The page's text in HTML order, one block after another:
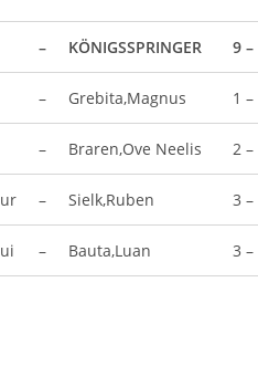
– KÖNIGSSPRINGER 9 –
– Grebita,Magnus 1
– Braren,Ove Neelis 2 –
– Sielk,Ruben 3 –
– Bauta,Luan 3 –